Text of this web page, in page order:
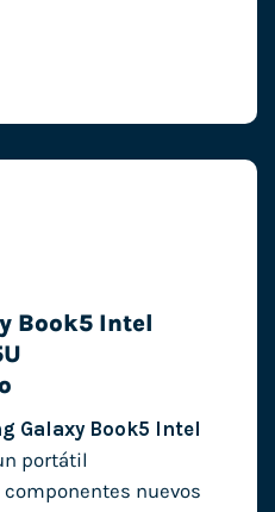
Book5 Intel
Galaxy Book5 Intel
portátil
nuevos